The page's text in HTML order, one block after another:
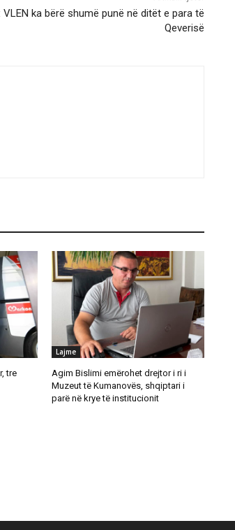
VLEN ka bërë shumë punë në ditët e para të
Qeverisë
tre
Lajme
Agim Bislimi emërohet drejtor i ri i
Muzeut të Kumanovës, shqiptari i
parë në krye të institucionit